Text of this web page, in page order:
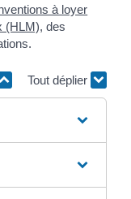
à loyer
(HLM), des
Tout déplier